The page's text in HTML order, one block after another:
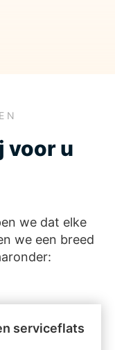
voor u
we dat elke
we een breed
serviceflats